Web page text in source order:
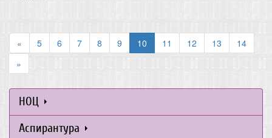
« 5 6 7 8 9 10 11 12 13
14
»
НОЦ
Аспирантура